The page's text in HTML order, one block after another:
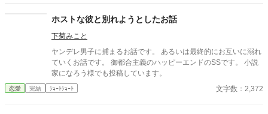
ホストな彼と別れようとしたお話
下菊みこと
ヤンデレ男子に捕まるお話です。 あるいは最終的にお互いに溺れ
ていくお話です。 御都合主義のハッピーエンドのSSです。 小説
家になろう様でも投稿しています。
恋愛 完結 ｼｮｰﾄｼｮｰﾄ 文字数：2,372